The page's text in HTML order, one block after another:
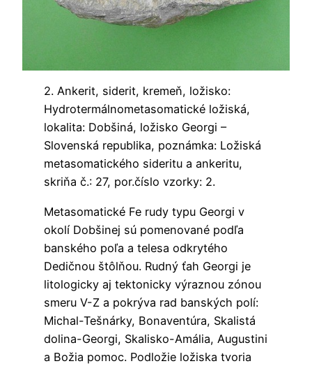
2. Ankerit, siderit, kremeň, ložisko:
Hydrotermálnometasomatické ložiská,
lokalita: Dobšiná, ložisko Georgi –
Slovenská republika, poznámka: Ložiská
metasomatického sideritu a ankeritu,
skriňa č.: 27, por.číslo vzorky: 2.
Metasomatické Fe rudy typu Georgi v
okolí Dobšinej sú pomenované podľa
banského poľa a telesa odkrytého
Dedičnou štôlňou. Rudný ťah Georgi je
litologicky aj tektonicky výraznou zónou
smeru V-Z a pokrýva rad banských polí:
Michal-Tešnárky, Bonaventúra, Skalistá
dolina-Georgi, Skalisko-Amália, Augustini
a Božia pomoc. Podložie ložiska tvoria